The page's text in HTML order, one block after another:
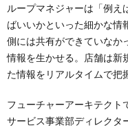
ループマネジャーは「例え
ばいいかといった細かな情
側には共有ができていなか
情報を生かせる。店舗は新
た情報をリアルタイムで把
フューチャーアーキテクト
サービス事業部ディレクタ